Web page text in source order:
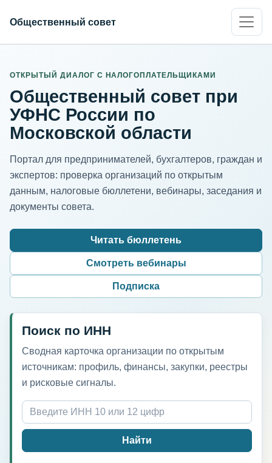
Общественный совет
ОТКРЫТЫЙ ДИАЛОГ С НАЛОГОПЛАТЕЛЬЩИКАМИ
Общественный совет при
УФНС России по
Московской области
Портал для предпринимателей, бухгалтеров, граждан и
экспертов: проверка организаций по открытым
данным, налоговые бюллетени, вебинары, заседания и
документы совета.
Читать бюллетень
Смотреть вебинары
Подписка
Поиск по ИНН
Сводная карточка организации по открытым
источникам: профиль, финансы, закупки, реестры
и рисковые сигналы.
ИНН организации
Найти
Адрес для нормализации